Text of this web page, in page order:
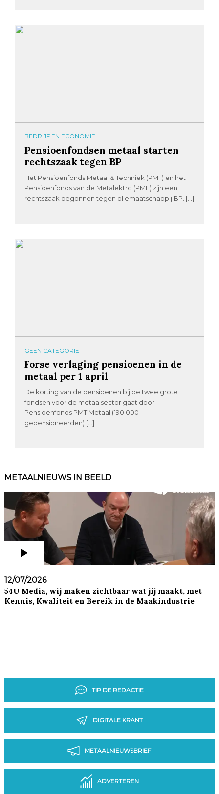
BEDRIJF EN ECONOMIE
Pensioenfondsen metaal starten
rechtszaak tegen BP
Het Pensioenfonds Metaal & Techniek (PMT) en het
Pensioenfonds van de Metalektro (PME) zijn een
rechtszaak begonnen tegen oliemaatschappij BP. […]
GEEN CATEGORIE
Forse verlaging pensioenen in de
metaal per 1 april
De korting van de pensioenen bij de twee grote
fondsen voor de metaalsector gaat door.
Pensioenfonds PMT Metaal (190.000
gepensioneerden) […]
METAALNIEUWS IN BEELD
12/07/2026
54U Media, wij maken zichtbaar wat jij maakt, met
Kennis, Kwaliteit en Bereik in de Maakindustrie
TIP DE REDACTIE
DIGITALE KRANT
METAALNIEUWSBRIEF
ADVERTEREN